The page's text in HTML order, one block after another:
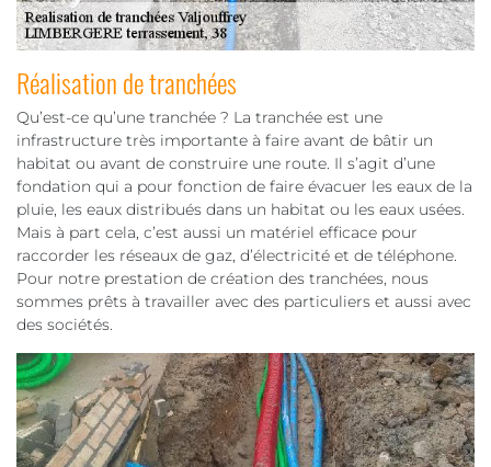
Réalisation de tranchées
Qu’est-ce qu’une tranchée ? La tranchée est une
infrastructure très importante à faire avant de bâtir un
habitat ou avant de construire une route. Il s’agit d’une
fondation qui a pour fonction de faire évacuer les eaux de la
pluie, les eaux distribués dans un habitat ou les eaux usées.
Mais à part cela, c’est aussi un matériel efficace pour
raccorder les réseaux de gaz, d’électricité et de téléphone.
Pour notre prestation de création des tranchées, nous
sommes prêts à travailler avec des particuliers et aussi avec
des sociétés.